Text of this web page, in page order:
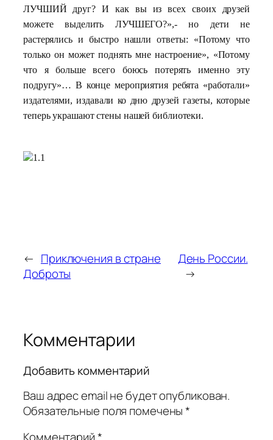
ЛУЧШИЙ друг? И как вы из всех своих друзей
можете выделить ЛУЧШЕГО?»,- но дети не
растерялись и быстро нашли ответы: «Потому что
только он может поднять мне настроение», «Потому
что я больше всего боюсь потерять именно эту
подругу»… В конце мероприятия ребята «работали»
издателями, издавали ко дню друзейгазеты, которые
теперь украшают стены нашей библиотеки.
← Приключения в стране
Доброты
День России.
→
Комментарии
Добавить комментарий
Ваш адрес email не будет опубликован.
Обязательные поля помечены*